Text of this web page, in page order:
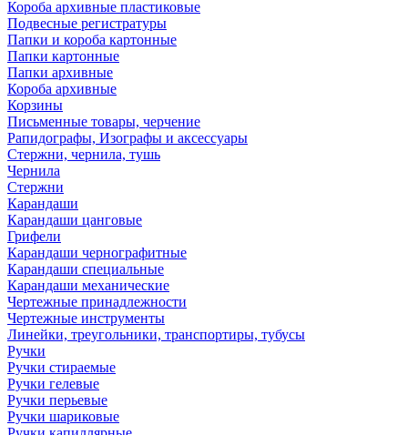
Короба архивные пластиковые
Подвесные регистратуры
Папки и короба картонные
Папки картонные
Папки архивные
Короба архивные
Корзины
Письменные товары, черчение
Рапидографы, Изографы и аксессуары
Стержни, чернила, тушь
Чернила
Стержни
Карандаши
Карандаши цанговые
Грифели
Карандаши чернографитные
Карандаши специальные
Карандаши механические
Чертежные принадлежности
Чертежные инструменты
Линейки, треугольники, транспортиры, тубусы
Ручки
Ручки стираемые
Ручки гелевые
Ручки перьевые
Ручки шариковые